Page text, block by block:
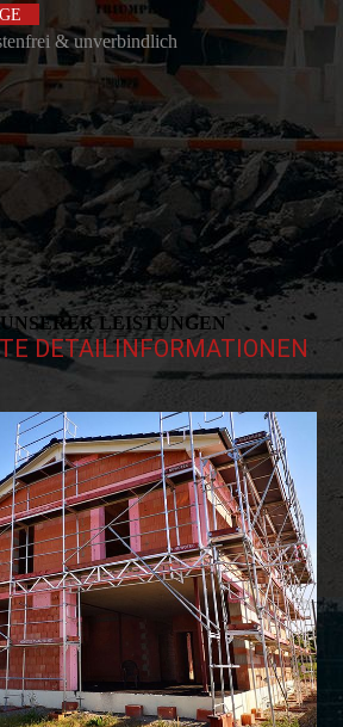
& unverbindlich
UNSERER LEISTUNGEN
DETAILINFORMATIONEN